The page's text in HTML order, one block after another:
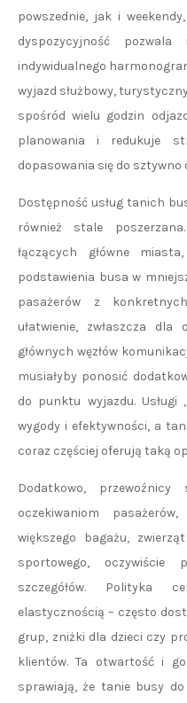
powszednie, jak i
dyspozycyjność
indywidualnego
wyjazd służbowy,
spośród wielu godzin
planowania i redukuje
dopasowania się do sztywno
Dostępność usług tanich
również stale
łączących główne
podstawienia busa w
pasażerów z
ułatwienie, zwłaszcza
głównych węzłów
musiałyby ponosić
do punktu wyjazdu.
wygody i efektywności, a
coraz częściej oferują taką
Dodatkowo,
oczekiwaniom
większego bagażu,
sportowego, oczywiście
szczegółów. Polityka
elastycznością – często
grup, zniżki dla dzieci czy
klientów. Ta otwartość i
sprawiają, że tanie busy